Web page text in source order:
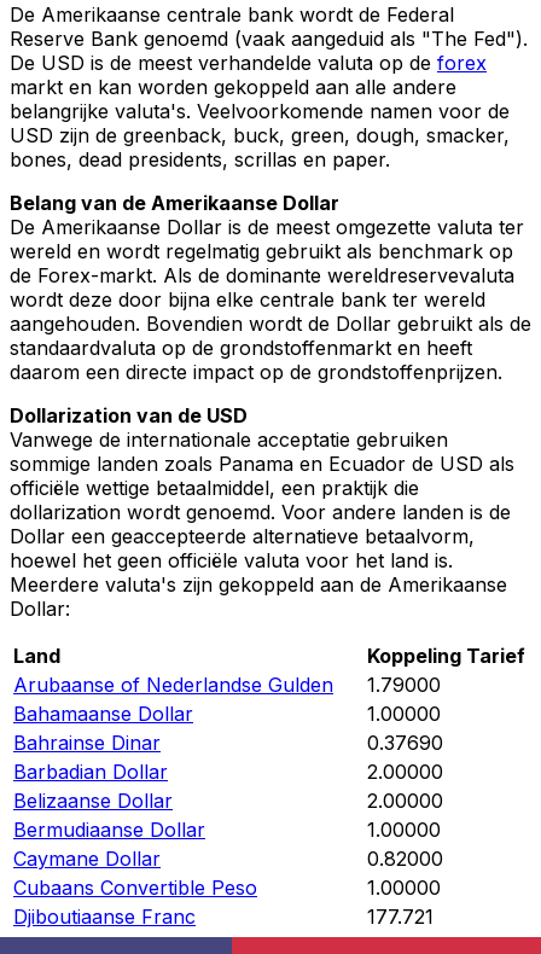
De Amerikaanse centrale bank wordt de Federal
Reserve Bank genoemd (vaak aangeduid als "The Fed").
De USD is de meest verhandelde valuta op de forex
markt en kan worden gekoppeld aan alle andere
belangrijke valuta's. Veelvoorkomende namen voor de
USD zijn de greenback, buck, green, dough, smacker,
bones, dead presidents, scrillas en paper.
Belang van de Amerikaanse Dollar
De Amerikaanse Dollar is de meest omgezette valuta ter
wereld en wordt regelmatig gebruikt als benchmark op
de Forex-markt. Als de dominante wereldreservevaluta
wordt deze door bijna elke centrale bank ter wereld
aangehouden. Bovendien wordt de Dollar gebruikt als de
standaardvaluta op de grondstoffenmarkt en heeft
daarom een directe impact op de grondstoffenprijzen.
Dollarization van de USD
Vanwege de internationale acceptatie gebruiken
sommige landen zoals Panama en Ecuador de USD als
officiële wettige betaalmiddel, een praktijk die
dollarization wordt genoemd. Voor andere landen is de
Dollar een geaccepteerde alternatieve betaalvorm,
hoewel het geen officiële valuta voor het land is.
Meerdere valuta's zijn gekoppeld aan de Amerikaanse
Dollar:
Land
Koppeling Tarief
Arubaanse of Nederlandse Gulden
1.79000
Bahamaanse Dollar
1.00000
Bahrainse Dinar
0.37690
Barbadian Dollar
2.00000
Belizaanse Dollar
2.00000
Bermudiaanse Dollar
1.00000
Caymane Dollar
0.82000
Cubaans Convertible Peso
1.00000
Djiboutiaanse Franc
177.721
Nederlandse Gulden
1.79000